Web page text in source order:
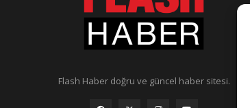
Flash Haber doğru ve güncel haber sitesi.